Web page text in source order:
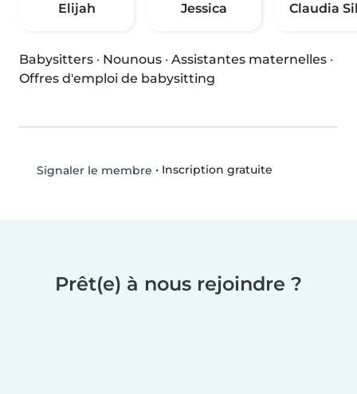
Elijah Jessica Claudia
Babysitters · Nounous · Assistantes maternelles ·
Offres d'emploi de babysitting
Signaler le membre • Inscription gratuite
Prêt(e) à nous rejoindre ?